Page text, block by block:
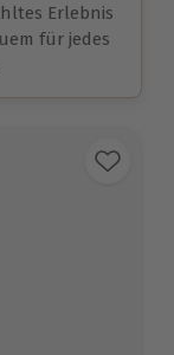
Erlebnis
für jedes